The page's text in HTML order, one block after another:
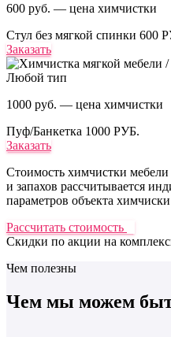
600 руб. — цена химчистки
Стул без мягкой спинки 600
Заказать
Любой тип
1000 руб. — цена химчистки
Пуф/Банкетка 1000 РУБ.
Заказать
Стоимость химчистки мебели
и запахов рассчитывается
параметров объекта
Рассчитать стоимость
Скидки по акции на
Чем полезны
Чем мы можем